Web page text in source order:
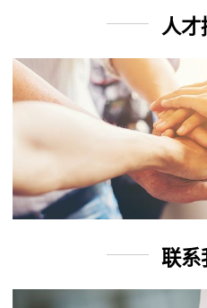
人才
联系